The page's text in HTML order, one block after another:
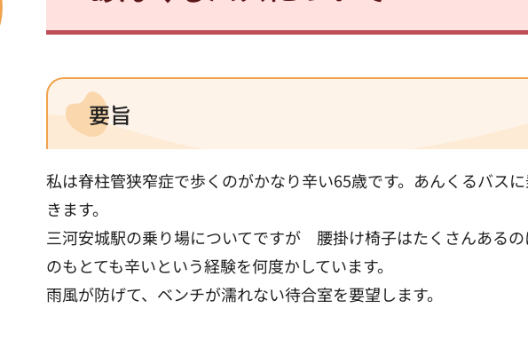
要旨
私は脊柱管狭窄症で歩くのがかなり辛い65歳です。あんくるバス
きます。
三河安城駅の乗り場についてですが 腰掛け椅子はたくさんある
のもとても辛いという経験を何度かしています。
雨風が防げて、ベンチが濡れない待合室を要望します。